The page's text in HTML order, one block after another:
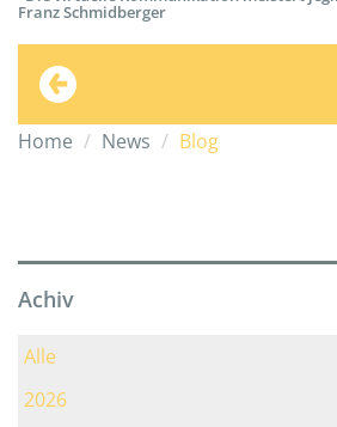
Franz Schmidberger
Home News Blog
Achiv
Alle
2026